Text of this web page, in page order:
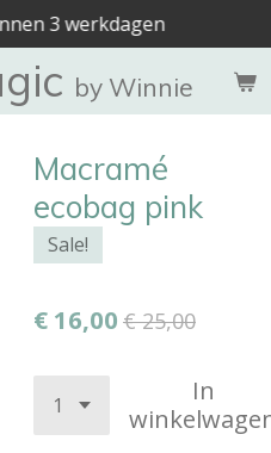
by Winnie
3 werkdagen
Macramé
ecobag pink
Sale!
€ 16,00 € 25,00
In